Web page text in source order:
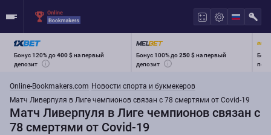
Бонус 120% до400 $на первый
депозит
Бонус 100% до250 $на первый
депозит
Online-Bookmakers.com Новости спорта и букмекеров
Матч Ливерпуля в Лиге чемпионов связан с 78 смертями от Covid-19
Матч Ливерпуля в Лиге чемпионов связан с
78 смертями от Covid-19